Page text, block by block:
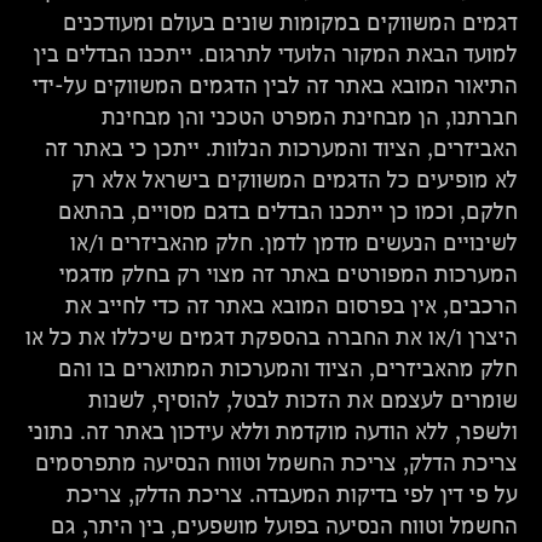
דגמים המשווקים במקומות שונים בעולם ומעודכנים
למועד הבאת המקור הלועדי לתרגום. ייתכנו הבדלים בין
התיאור המובא באתר זה לבין הדגמים המשווקים על-ידי
חברתנו, הן מבחינת המפרט הטכני והן מבחינת
האביזרים, הציוד והמערכות הנלוות. ייתכן כי באתר זה
לא מופיעים כל הדגמים המשווקים בישראל אלא רק
חלקם, וכמו כן ייתכנו הבדלים בדגם מסויים, בהתאם
לשינויים הנעשים מדמן לדמן. חלק מהאביזרים ו/או
המערכות המפורטים באתר זה מצוי רק בחלק מדגמי
הרכבים, אין בפרסום המובא באתר זה כדי לחייב את
היצרן ו/או את החברה בהספקת דגמים שיכללו את כל או
חלק מהאביזרים, הציוד והמערכות המתוארים בו והם
שומרים לעצמם את הזכות לבטל, להוסיף, לשנות
ולשפר, ללא הודעה מוקדמת וללא עידכון באתר זה. נתוני
צריכת הדלק, צריכת החשמל וטווח הנסיעה מתפרסמים
על פי דין לפי בדיקות המעבדה. צריכת הדלק, צריכת
החשמל וטווח הנסיעה בפועל מושפעים, בין היתר, גם